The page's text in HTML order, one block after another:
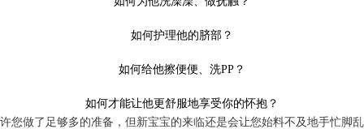
如何护理他的脐部？
如何给他擦便便、洗PP？
如何才能让他更舒服地享受你的怀抱？
您做了足够多的准备，但新宝宝的来临还是会让您始料不及地手忙脚